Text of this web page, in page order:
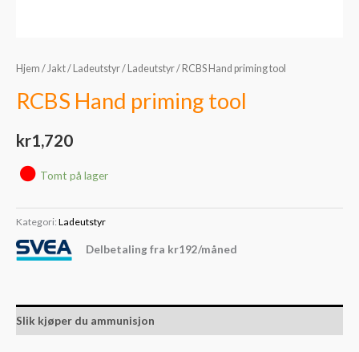
Hjem /Jakt/ Ladeutstyr/ Ladeutstyr/ RCBS Hand priming tool
RCBS Hand priming tool
kr1,720
Tomt på lager
Kategori: Ladeutstyr
Delbetaling fra kr192/måned
Slik kjøper du ammunisjon